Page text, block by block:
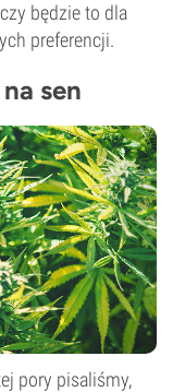
będzie to dla
preferencji.
sen
pory pisaliśmy,